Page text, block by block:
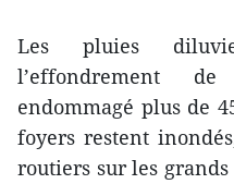
Les pluies
l’effondrement
endommagé plus de
foyers restent
routiers sur les